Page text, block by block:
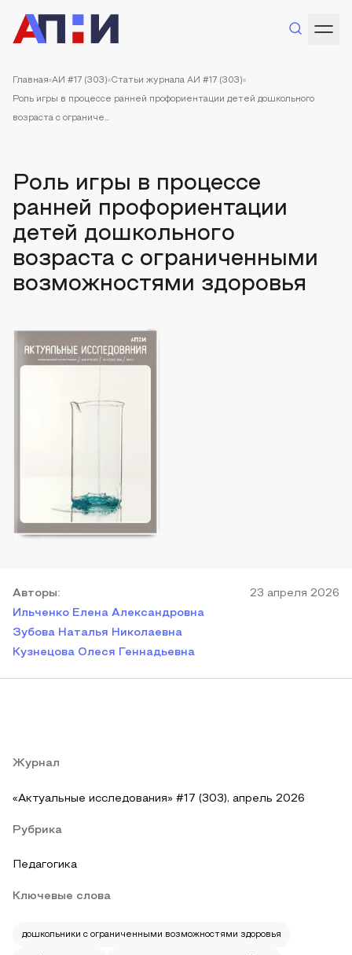
Главная АИ #17 (303) Статьи журнала АИ #17 (303)
Роль игры в процессе ранней профориентации детей дошкольного
возраста с ограниче...
Роль игры в процессе
ранней профориентации
детей дошкольного
возраста с ограниченными
возможностями здоровья
Авторы:
Ильченко Елена Александровна
Зубова Наталья Николаевна
Кузнецова Олеся Геннадьевна
23 апреля 2026
Журнал
«Актуальные исследования» #17 (303), апрель 2026
Рубрика
Педагогика
Ключевые слова
дошкольники с ограниченными возможностями здоровья